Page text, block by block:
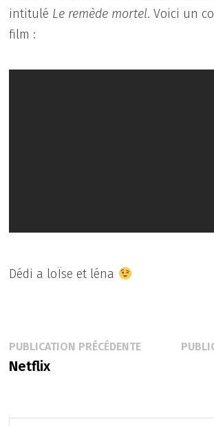
intitulé Le remède mortel. Voici un
film :
Dédi a loÏse et léna
Navigation
de
PUBLICATION PRÉCÉDENTEPublication
Netflix